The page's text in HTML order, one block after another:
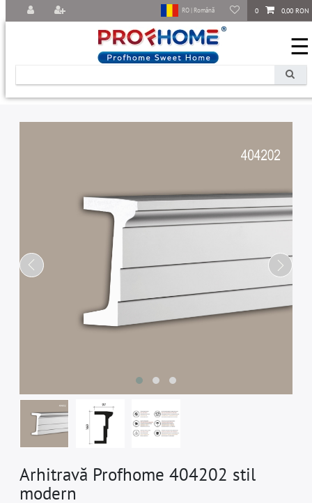
0 0,00 RON
RO | Română
☰
Arhitravă Profhome 404202 stil
modern